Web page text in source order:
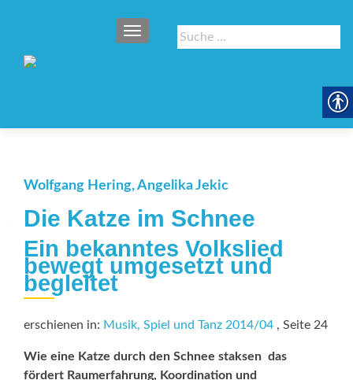
Suche
nach:
SCHALTE NAVIGATION
Wolfgang Hering, Angelika Jekic
Die Katze im Schnee
Ein bekanntes Volkslied
bewegt umgesetzt und
begleitet
erschienen in: Musik, Spiel und Tanz 2014/04 , Seite 24
Wie eine Katze durch den Schnee staksen  das
fördert Raum­erfahrung, Koordination und